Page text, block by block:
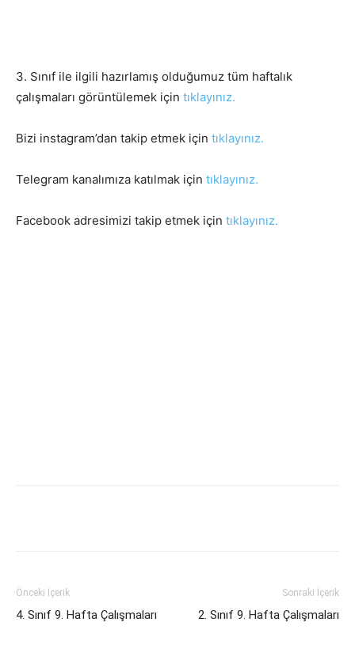
3. Sınıf ile ilgili hazırlamış olduğumuz tüm haftalık
çalışmaları görüntülemek için tıklayınız.
Bizi instagram’dan takip etmek için tıklayınız.
Telegram kanalımıza katılmak için tıklayınız.
Facebook adresimizi takip etmek için tıklayınız.
Önceki İçerik
4. Sınıf 9. Hafta Çalışmaları
Sonraki İçerik
2. Sınıf 9. Hafta Çalışmaları